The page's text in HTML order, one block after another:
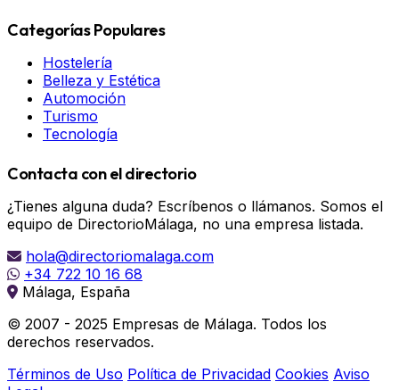
Categorías Populares
Hostelería
Belleza y Estética
Automoción
Turismo
Tecnología
Contacta con el directorio
¿Tienes alguna duda? Escríbenos o llámanos. Somos el
equipo de DirectorioMálaga, no una empresa listada.
hola@directoriomalaga.com
+34 722 10 16 68
Málaga, España
© 2007 - 2025 Empresas de Málaga. Todos los
derechos reservados.
Términos de Uso Política de Privacidad Cookies Aviso